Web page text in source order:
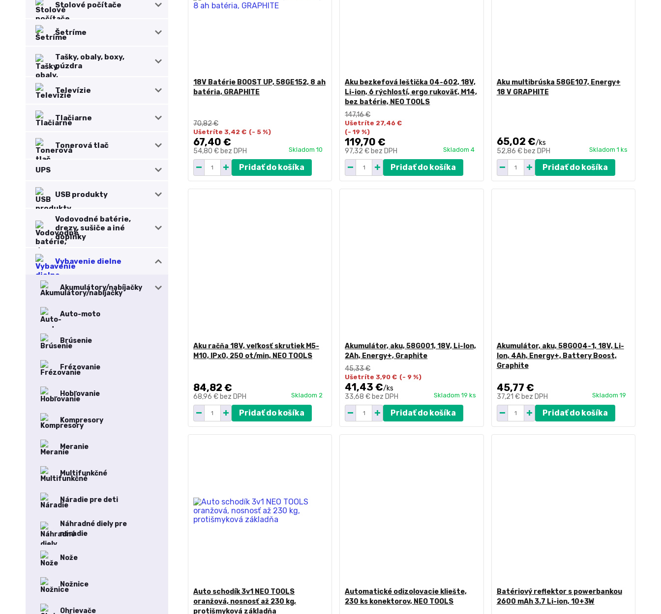
Stolové počítače
Šetríme
Tašky, obaly, boxy,
púzdra
Televízie
Tlačiarne
Tonerová tlač
UPS
USB produkty
Vodovodné batérie,
drezy, sušiče a iné
doplnky
Vybavenie dielne
Akumulátory/nabíjačky
Auto-moto
Brúsenie
Frézovanie
Hobľovanie
Kompresory
Meranie
Multifunkčné
Náradie pre deti
Náhradné diely pre
náradie
Nože
Nožnice
Ohrievače
18V Batérie BOOST UP, 58GE152, 8 ah
batéria, GRAPHITE
70,82 €
Ušetríte 3,42 € (- 5 %)
67,40 €
54,80 € bez DPH Skladom 10
Pridať do košíka
Aku bezkefová leštička 04-602, 18V,
Li-ion, 6 rýchlostí, ergo rukoväť, M14,
bez batérie, NEO TOOLS
147,16 €
Ušetríte 27,46 €
(- 19 %)
119,70 €
97,32 € bez DPH Skladom 4
Pridať do košíka
Aku multibrúska 58GE107, Energy+
18 V GRAPHITE
65,02 €/ks
52,86 € bez DPH Skladom 1 ks
Pridať do košíka
Aku račňa 18V, veľkosť skrutiek M5-
M10, IPx0, 250 ot/min, NEO TOOLS
84,82 €
68,96 € bez DPH Skladom 2
Pridať do košíka
Akumulátor, aku, 58G001, 18V, Li-Ion,
2Ah, Energy+, Graphite
45,33 €
Ušetríte 3,90 € (- 9 %)
41,43 €/ks
33,68 € bez DPH Skladom 19 ks
Pridať do košíka
Akumulátor, aku, 58G004-1, 18V, Li-
Ion, 4Ah, Energy+, Battery Boost,
Graphite
45,77 €
37,21 € bez DPH Skladom 19
Pridať do košíka
Auto schodík 3v1 NEO TOOLS
oranžová, nosnosť až 230 kg,
protišmyková základňa
Automatické odizolovacie kliešte,
230 ks konektorov, NEO TOOLS
Batériový reflektor s powerbankou
2600 mAh 3.7 Li-ion, 10+3W